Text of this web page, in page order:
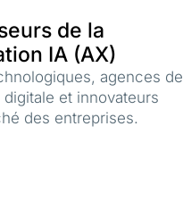
de la
IA (AX)
agences de
et innovateurs
des entreprises.